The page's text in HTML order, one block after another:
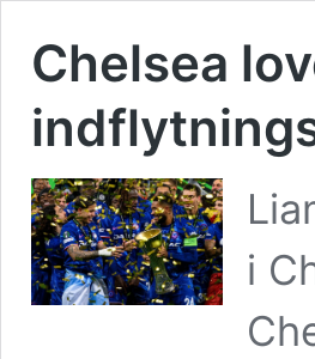
Chelsea
i